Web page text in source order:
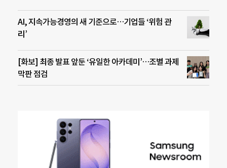
AI, 지속가능경영의 새 기준으로…기업들 ‘위험 관
리’
[화보] 최종 발표 앞둔 ‘유일한 아카데미’…조별 과제
막판 점검